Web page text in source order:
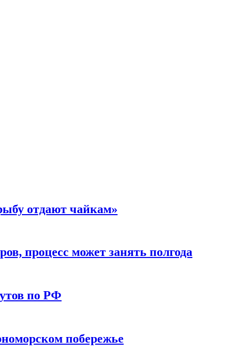
отдают чайкам»
процесс может занять полгода
по РФ
побережье